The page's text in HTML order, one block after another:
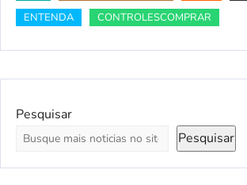
ENTENDA
CONTROLESCOMPRAR
Pesquisar
Pesquisar